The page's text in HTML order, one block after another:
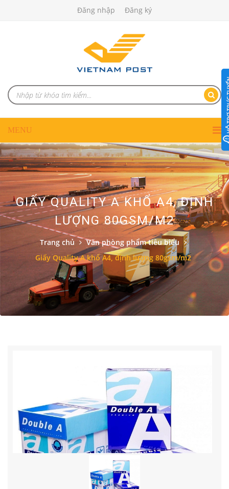
Đăng nhập Đăng ký
GIẤY QUALITY A KHỔ A4, ĐỊNH
LƯỢNG 80GSM/M2
Trang chủ
Văn phòng phẩm tiêu biểu
Giấy Quality A khổ A4, định lượng 80gsm/m2